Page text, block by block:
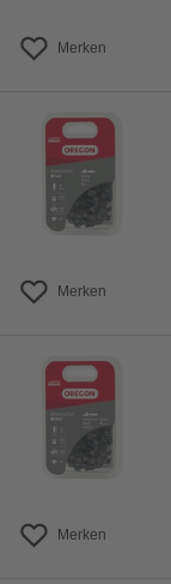
Merken
Merken
Merken